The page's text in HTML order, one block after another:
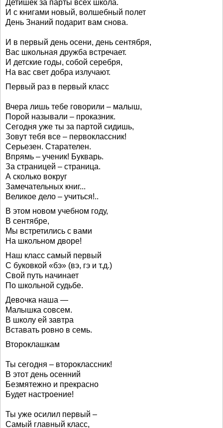
Детишек за парты всех школа.
И с книгами новый, волшебный полет
День Знаний подарит вам снова.
И в первый день осени, день сентября,
Вас школьная дружба встречает.
И детские годы, собой серебря,
На вас свет добра излучают.
Первый раз в первый класс
Вчера лишь тебе говорили – малыш,
Порой называли – проказник.
Сегодня уже ты за партой сидишь,
Зовут тебя все – первоклассник!
Серьезен. Старателен.
Впрямь – ученик! Букварь.
За страницей – страница.
А сколько вокруг
Замечательных книг...
Великое дело – учиться!..
В этом новом учебном году,
В сентябре,
Мы встретились с вами
На школьном дворе!
Наш класс самый первый
С буковкой «бэ» (вэ, гэ и т.д.)
Свой путь начинает
По школьной судьбе.
Девочка наша —
Малышка совсем.
В школу ей завтра
Вставать ровно в семь.
Второклашкам
Ты сегодня – второклассник!
В этот день осенний
Безмятежно и прекрасно
Будет настроение!
Ты уже осилил первый –
Самый главный класс,